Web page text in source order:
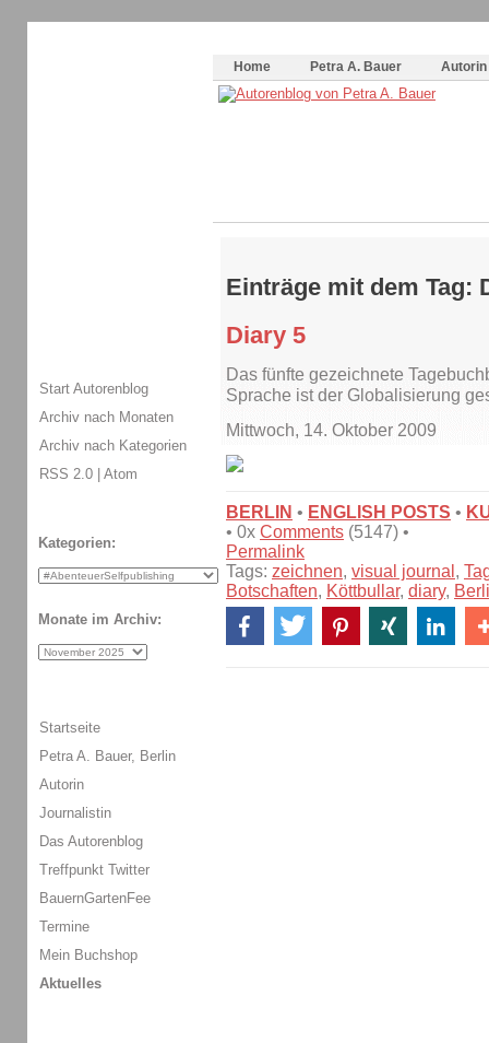
Home
Petra A. Bauer Autorin
Einträge mit dem Tag:
Diary 5
Das fünfte gezeichnete
Sprache ist der Globalisierung
Mittwoch, 14. Oktober 2009
BERLIN • ENGLISH POSTS •
• 0x Comments (5147) •
Permalink
Tags: zeichnen, visual journal ,
Botschaften, Köttbullar, diary,
Start Autorenblog
Archiv nach Monaten
Archiv nach Kategorien
RSS 2.0 | Atom
Kategorien:
Monate im Archiv:
Startseite
Petra A. Bauer, Berlin
Autorin
Journalistin
Das Autorenblog
Treffpunkt Twitter
BauernGartenFee
Termine
Mein Buchshop
Aktuelles